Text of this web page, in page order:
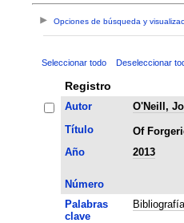
Opciones de búsqueda y
Seleccionar todo Deseleccionar
Registro
Autor
O'Neill,
Título
Of
Año
2013
Número
Palabras
clave
Bibliografía